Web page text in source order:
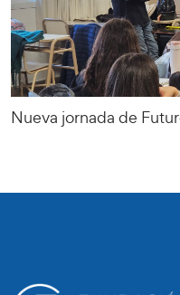
Nueva jornada de